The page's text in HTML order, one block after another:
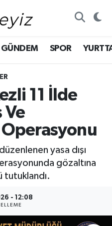
GÜNDEM SPOR
11 İlde
Ve
Operasyonu
yasa dışı
gözaltına
tutuklandı.
- 12:08
ve Fikstür